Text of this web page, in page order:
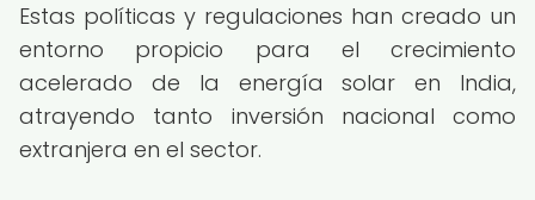
Estas políticas y regulaciones han creado un
entorno propicio para el crecimiento
acelerado de la energía solar en India,
atrayendo tanto inversión nacional como
extranjera en el sector.